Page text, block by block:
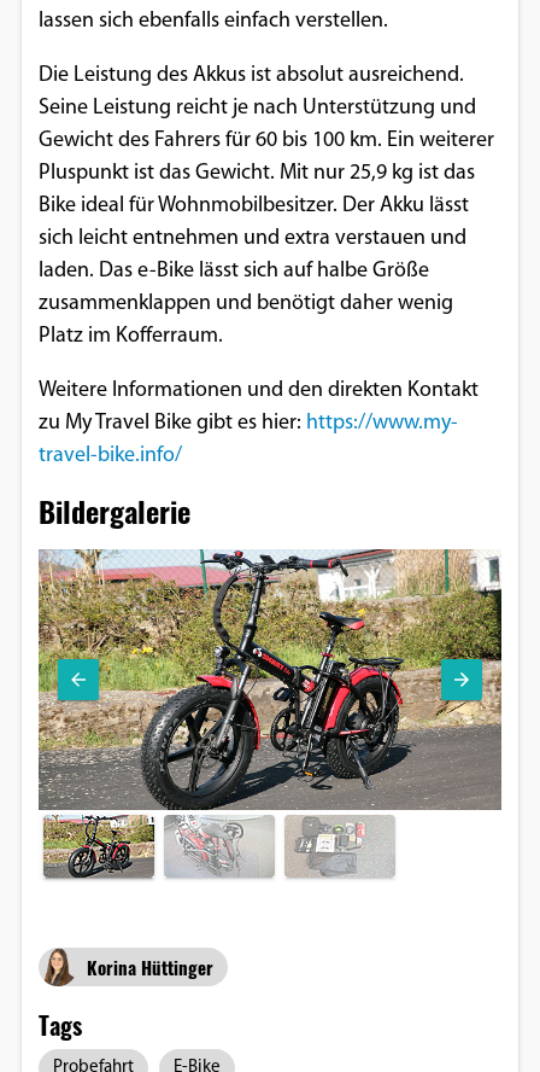
lassen sich ebenfalls einfach verstellen.
Die Leistung des Akkus ist absolut ausreichend.
Seine Leistung reicht je nach Unterstützung und
Gewicht des Fahrers für 60 bis 100 km. Ein weiterer
Pluspunkt ist das Gewicht. Mit nur 25,9 kg ist das
Bike ideal für Wohnmobilbesitzer. Der Akku lässt
sich leicht entnehmen und extra verstauen und
laden. Das e-Bike lässt sich auf halbe Größe
zusammenklappen und benötigt daher wenig
Platz im Kofferraum.
Weitere Informationen und den direkten Kontakt
zu My Travel Bike gibt es hier: https://www.my-
travel-bike.info/
Bildergalerie
Korina Hüttinger
Tags
Probefahrt E-Bike
Google Maps
Anbieter:
Google